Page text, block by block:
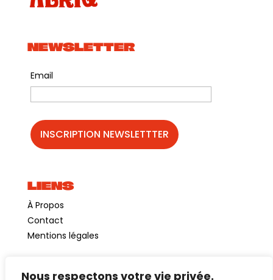
Nous respectons votre vie privée.
NEWSLETTER
Email
LIENS
À Propos
Contact
Mentions légales
©GuinguetteChezAlriq2026